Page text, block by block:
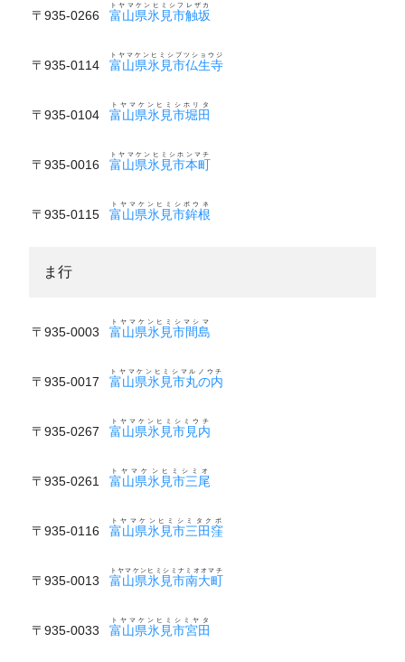
〒935-0266 富山県氷見市触坂
トヤマケンヒミシフレザカ
〒935-0114 富山県氷見市仏生寺
トヤマケンヒミシブツショウジ
〒935-0104 富山県氷見市堀田
トヤマケンヒミシホリタ
〒935-0016 富山県氷見市本町
トヤマケンヒミシホンマチ
〒935-0115 富山県氷見市鉾根
トヤマケンヒミシボウネ
ま行
〒935-0003 富山県氷見市間島
トヤマケンヒミシマシマ
〒935-0017 富山県氷見市丸の内
トヤマケンヒミシマルノウチ
〒935-0267 富山県氷見市見内
トヤマケンヒミシミウチ
〒935-0261 富山県氷見市三尾
トヤマケンヒミシミオ
〒935-0116 富山県氷見市三田窪
トヤマケンヒミシミタクボ
〒935-0013 富山県氷見市南大町
トヤマケンヒミシミナミオオマチ
〒935-0033 富山県氷見市宮田
トヤマケンヒミシミヤタ